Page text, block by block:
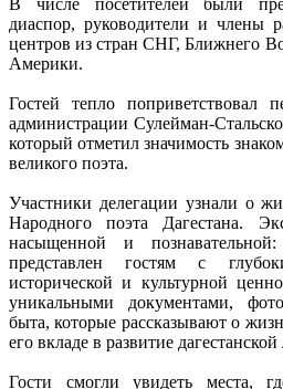
диаспор, руководители и члены
центров из стран СНГ, Ближнего
Америки.
Гостей тепло поприветствовал
администрации Сулейман-
который отметил значимость
великого поэта.
Участники делегации узнали о
Народного поэта Дагестана.
насыщенной и
представлен гостям с
исторической и культурной
уникальными документами,
быта, которые рассказывают о
его вкладе в развитие
Гости смогли увидеть места,